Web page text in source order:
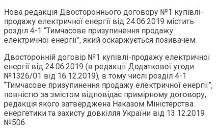
Нова редакція Двостороннього договору №1 купівлі-
продажу електричної енергії від 24.06.2019 містить
розділ 4-1 “Тимчасове призупинення продажу
електричної енергії”, який оскаржується позивачем.
Двосторонній договір №1 купівлі-продажу електричної
енергії від 24.06.2019 (в редакції Додаткової угоди
№1326/01 від 16.12.2019), в тому числі розділ 4-1
“Тимчасове призупинення продажу електричної енергії”,
повністю за змістом відповідає примірному договору,
редакція якого затверджена Наказом Міністерства
енергетики та захисту довкілля України від 13.12.2019
№506.